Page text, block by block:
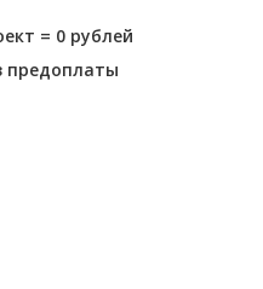
= 0 рублей
предоплаты